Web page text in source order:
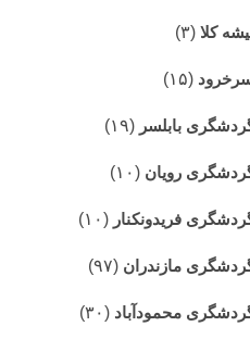
کلا (۳)
(۱۵)
بابلسر (۱۹)
رویان (۱۰)
فریدونکنار (۱۰)
مازندران (۹۷)
محمودآباد (۳۰)